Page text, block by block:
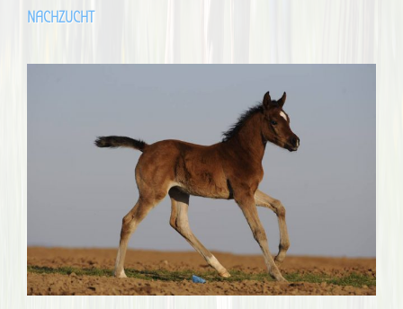
NACHZUCHT